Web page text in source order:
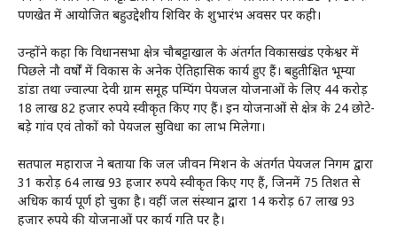
पणखेत में आयोजित बहुउद्देशीय शिविर के शुभारंभ अवसर पर कही।
उन्होंने कहा कि विधानसभा क्षेत्र चौबट्टाखाल के अंतर्गत विकासखंड एकेश्वर में
पिछले नौ वर्षों में विकास के अनेक ऐतिहासिक कार्य हुए हैं। बहुप्रतीक्षित भूम्या
डांडा तथा ज्वाल्पा देवी ग्राम समूह पम्पिंग पेयजल योजनाओं के लिए 44 करोड़
18 लाख 82 हजार रुपये स्वीकृत किए गए हैं। इन योजनाओं से क्षेत्र के 24 छोटे-
बड़े गांव एवं तोकों को पेयजल सुविधा का लाभ मिलेगा।
सतपाल महाराज ने बताया कि जल जीवन मिशन के अंतर्गत पेयजल निगम द्वारा
31 करोड़ 64 लाख 93 हजार रुपये स्वीकृत किए गए हैं, जिनमें 75 प्रतिशत से
अधिक कार्य पूर्ण हो चुका है। वहीं जल संस्थान द्वारा 14 करोड़ 67 लाख 93
हजार रुपये की योजनाओं पर कार्य प्रगति पर है।